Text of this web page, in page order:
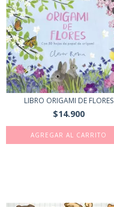
LIBRO ORIGAMI DE FLORES
$14.900